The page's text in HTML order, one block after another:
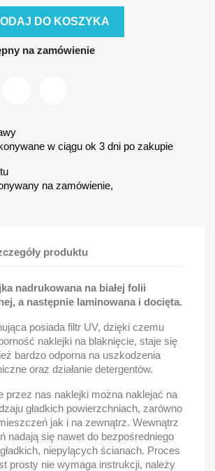
DO KOSZYKA
na zamówienie
w ciągu ok 3 dni po zakupie
na zamówienie,
produktu
nadrukowana na białej folii
a następnie laminowana i docięta.
posiada filtr UV, dzięki czemu
naklejki na blaknięcie, staje się
bardzo odporna na uszkodzenia
oraz działanie detergentów.
przez nas naklejki można naklejać na
gładkich powierzchniach, zarówno
jak i na zewnątrz. Wewnątrz
nadają się nawet do bezpośredniego
niepylących ścianach. Proces
prosty nie wymaga instrukcji, należy